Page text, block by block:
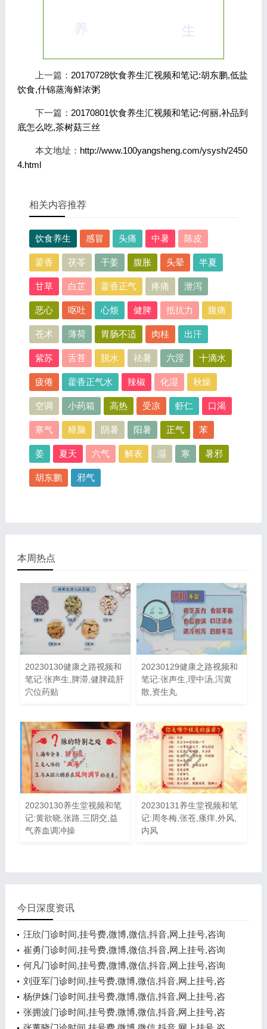
上一篇： 20170728饮食养生汇视频和笔记:胡东鹏,低盐
饮食,什锦蒸海鲜浓粥
下一篇： 20170801饮食养生汇视频和笔记:何丽,补品到
底怎么吃,茶树菇三丝
本文地址： http://www.100yangsheng.com/ysysh/2450
4.html
相关内容推荐
饮食养生 感冒 头痛 中暑 陈皮
藿香 茯苓 干姜 腹胀 头晕 半夏
甘草 白芷 藿香正气 疼痛 泄泻
恶心 呕吐 心烦 健脾 抵抗力 腹痛
苍术 薄荷 胃肠不适 肉桂 出汗
紫苏 舌苔 脱水 祛暑 六淫 十滴水
疲倦 藿香正气水 辣椒 化湿 秋燥
空调 小药箱 高热 受凉 虾仁 口渴
寒气 樟脑 阴暑 阳暑 正气 苯
姜 夏天 六气 解表 湿 寒 暑邪
胡东鹏 邪气
本周热点
20230130健康之路视频和
笔记:张声生,脾滞,健脾疏肝
穴位药贴
20230129健康之路视频和
笔记:张声生,理中汤,泻黄
散,资生丸
20230130养生堂视频和笔
记:黄欲晓,张路,三阴交,益
气养血调冲操
20230131养生堂视频和笔
记:周冬梅,张苍,瘙痒,外风,
内风
今日深度资讯
汪欣门诊时间,挂号费,微博,微信,抖音,网上挂号,咨询
电话,在线咨询
崔勇门诊时间,挂号费,微博,微信,抖音,网上挂号,咨询
电话,在线咨询
何凡门诊时间,挂号费,微博,微信,抖音,网上挂号,咨询
电话,在线咨询
刘亚军门诊时间,挂号费,微博,微信,抖音,网上挂号,咨
询电话,在线咨询
杨伊姝门诊时间,挂号费,微博,微信,抖音,网上挂号,咨
询电话,在线咨询
张拥波门诊时间,挂号费,微博,微信,抖音,网上挂号,咨